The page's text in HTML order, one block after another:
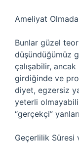
Ameliyat
Bunlar güzel
düşündüğümüz
çalışabilir,
girdiğinde ve
diyet, egzersiz
yeterli
“gerçekçi”
Geçerlilik Süresi